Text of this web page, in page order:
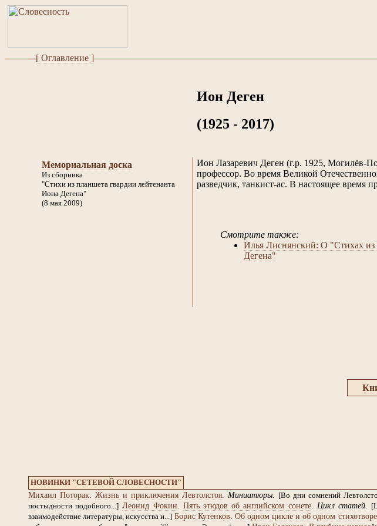
[ Оглавление ]
Ион Деген
(1925 - 2017)
Мемориальная доска
Из сборника
"Стихи из планшета гвардии лейтенанта
Иона Дегена"
(8 мая 2009)
Ион Лазаревич Деген (г.р. 1925, Могилёв-
профессор. Во время Великой
разведчик, танкист-ас. В настоящее время
Смотрите также:
Илья Лиснянский: О "Стихах из
Дегена"
НОВИНКИ "СЕТЕВОЙ СЛОВЕСНОСТИ"
Михаил Поторак. Жизнь и приключения Левтолстоя. Миниатюры.
[Во дни сомнений
постыдности подобного...] Леонид Фокин. Пять этюдов об английском сонете. Цикл статей.
взаимодействие литературы, искусства и...] Борис Кутенков.Об одном цикле и об одном